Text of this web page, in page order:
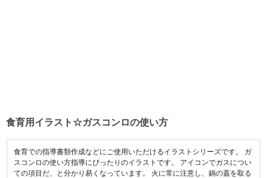
食育用イラスト☆ガスコンロの使い方
食育での指導書類作成などにご使用いただけるイラストシリーズです。 ガ
スコンロの使い方指導にぴったりのイラストです。 アイコンでガスについ
ての項目だ、と分かり易くなっています。 火に常に注意し、鍋の蓋を取る